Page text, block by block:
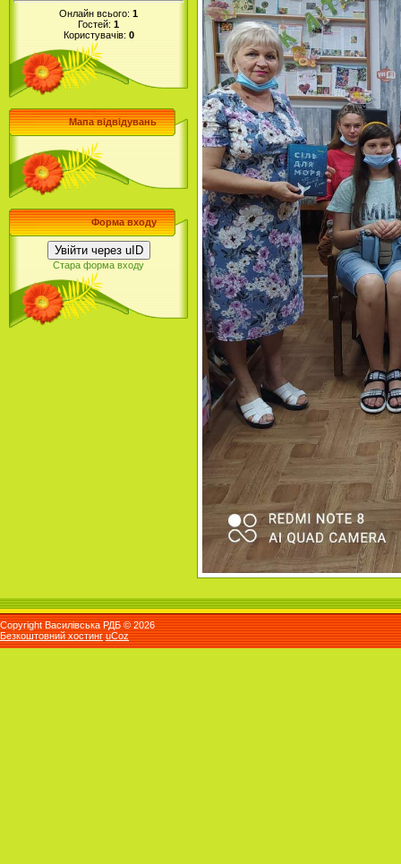
Онлайн всього: 1
Гостей: 1
Користувачів: 0
Мапа відвідувань
Форма входу
Увійти через uID
Стара форма входу
Copyright Василівська РДБ © 2026
Безкоштовний хостинг uCoz